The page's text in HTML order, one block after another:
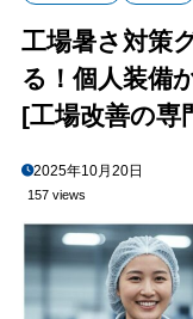
工場暑さ対策
る！個人装備
[工場改善の専
2025年10月20日
157 views